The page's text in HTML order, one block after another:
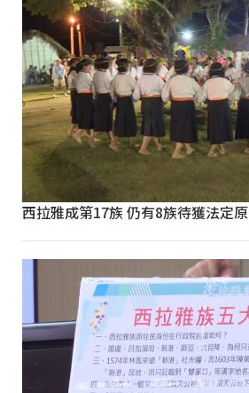
西拉雅成第17族 仍有8族待獲法定